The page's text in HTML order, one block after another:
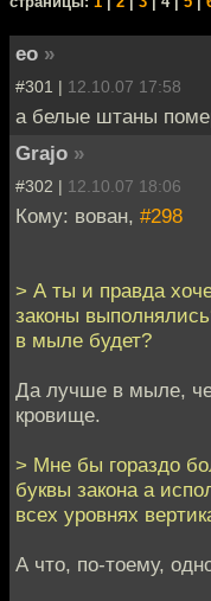
eo »
#301 | 12.10.07 17:58
а белые штаны
Grajo »
#302 | 12.10.07 18:06
Кому: вован, #298
> А ты и правда
законы
в мыле будет?
Да лучше в мыле,
кровище.
> Мне бы гораздо
буквы закона а
всех уровнях
А что, по-тоему,